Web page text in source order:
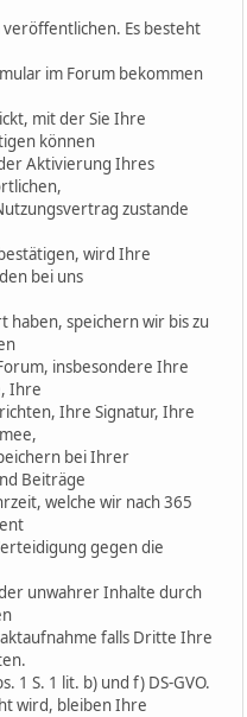
Es besteht
im Forum bekommen
mit der Sie Ihre
können
Aktivierung Ihres
zustande
wird Ihre
bei uns
haben, speichern wir bis zu
insbesondere Ihre
Ihre
Ihre Signatur, Ihre
bei Ihrer
Beiträge
welche wir nach 365
gegen die
unwahrer Inhalte durch
falls Dritte Ihre
1 S. 1 lit. b) und f) DS-GVO.
wird, bleiben Ihre